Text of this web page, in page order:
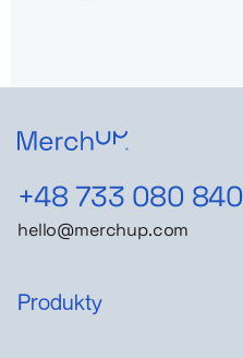
+48 733 080 840
hello@merchup.com
Produkty